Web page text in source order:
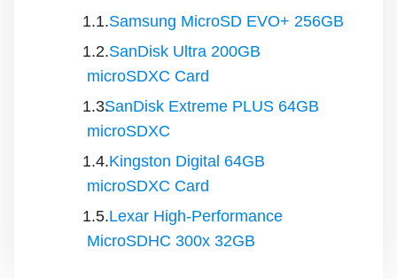
Samsung MicroSD EVO+ 256GB
SanDisk Ultra 200GB
microSDXC Card
SanDisk Extreme PLUS 64GB
microSDXC
Kingston Digital 64GB
microSDXC Card
Lexar High-Performance
MicroSDHC 300x 32GB